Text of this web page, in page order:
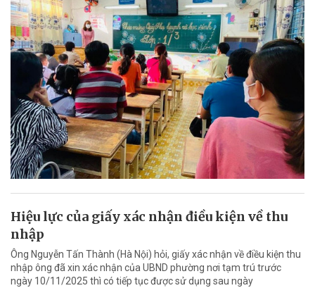
Hiệu lực của giấy xác nhận điều kiện về thu
nhập
Ông Nguyễn Tấn Thành (Hà Nội) hỏi, giấy xác nhận về điều kiện thu
nhập ông đã xin xác nhận của UBND phường nơi tạm trú trước
ngày 10/11/2025 thì có tiếp tục được sử dụng sau ngày